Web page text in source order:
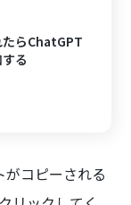
らChatGPT
る
がコピーされる